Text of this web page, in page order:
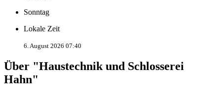
Sonntag
Lokale Zeit
6. August 2026 07:40
Über "Haustechnik und Schlosserei
Hahn"